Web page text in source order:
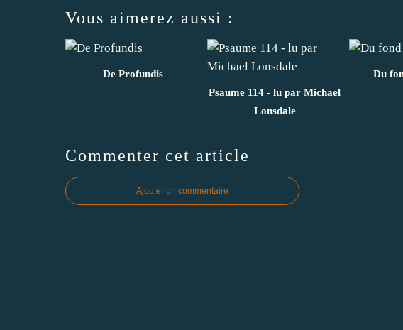
Vous aimerez aussi :
De Profundis
Psaume 114 - lu par Michael
Lonsdale
Du
Commenter cet article
Ajouter un commentaire